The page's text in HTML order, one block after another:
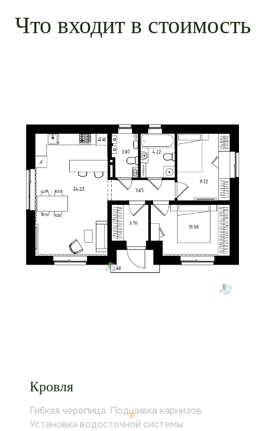
Что входит в стоимость
Кровля
Гибкая черепица. Подшивка карнизов.
Установка водосточной системы